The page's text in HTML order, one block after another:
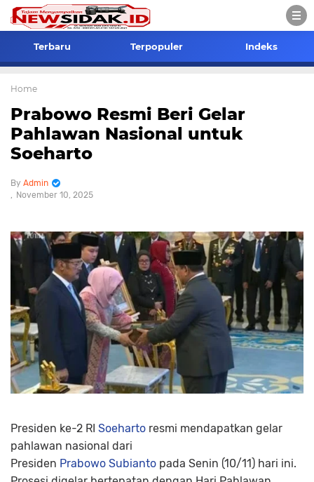
Terbaru Terpopuler Indeks
Home
Prabowo Resmi Beri Gelar
Pahlawan Nasional untuk
Soeharto
Admin
November 10, 2025
Presiden ke-2 RI Soeharto resmi mendapatkan gelar
pahlawan nasional dari
Presiden Prabowo Subianto pada Senin (10/11) hari ini.